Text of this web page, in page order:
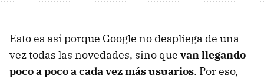
Esto es así porque Google no despliega de una
vez todas las novedades, sino que van llegando
poco a poco a cada vez más usuarios. Por eso,